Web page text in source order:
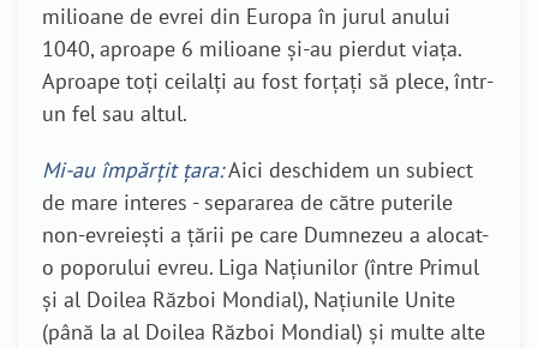
milioane de evrei din Europa în jurul anului
1040, aproape 6 milioane și-au pierdut viața.
Aproape toți ceilalți au fost forțați să plece, într-
un fel sau altul.
Mi-au împărțit țara:Aici deschidem un subiect
de mare interes - separarea de către puterile
non-evreiești a țării pe care Dumnezeu a alocat-
o poporului evreu. Liga Națiunilor (între Primul
și al Doilea Război Mondial), Națiunile Unite
(până la al Doilea Război Mondial) și multe alte